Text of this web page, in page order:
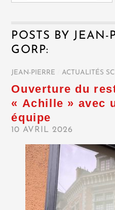
POSTS BY JEAN-
GORP:
JEAN-PIERRE ACTUALITÉS
Ouverture du
« Achille » avec
équipe
10 AVRIL 2026